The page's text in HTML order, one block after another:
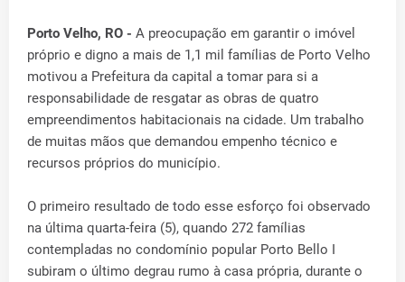
Porto Velho, RO - A preocupação em garantir o imóvel
próprio e digno a mais de 1,1 mil famílias de Porto Velho
motivou a Prefeitura da capital a tomar para si a
responsabilidade de resgatar as obras de quatro
empreendimentos habitacionais na cidade. Um trabalho
de muitas mãos que demandou empenho técnico e
recursos próprios do município.
O primeiro resultado de todo esse esforço foi observado
na última quarta-feira (5), quando 272 famílias
contempladas no condomínio popular Porto Bello I
subiram o último degrau rumo à casa própria, durante o